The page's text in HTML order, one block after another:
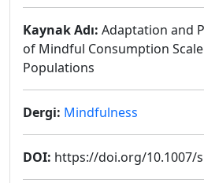
Kaynak Adı: Adaptation and
of Mindful Consumption
Populations
Dergi: Mindfulness
DOI: https://doi.org/10.1007/